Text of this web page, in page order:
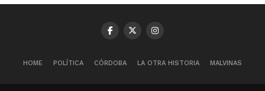
HOME POLÍTICA CÓRDOBA LA OTRA HISTORIA MALVINAS